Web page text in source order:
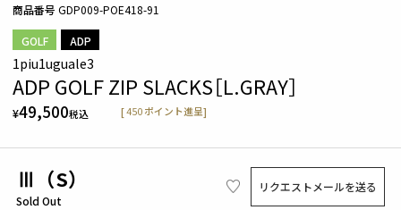
GOLF ADP
1piu1uguale3
ADP GOLF ZIP SLACKS［L.GRAY］
¥49,500税込 [450 ポイント進呈]
商品番号 GDP009-POE418-91
Ⅲ（S）
Sold Out
リクエストメールを送る